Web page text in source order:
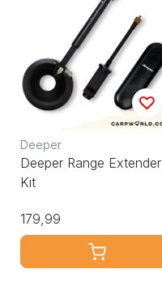
Deeper
Deeper Range Extender
Kit
179,99